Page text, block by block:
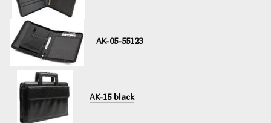
AK-05-55123
AK-15 black